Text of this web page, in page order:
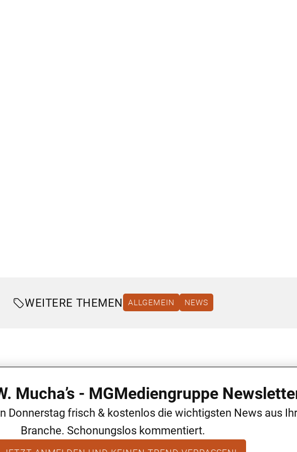
WEITERE THEMEN ALLGEMEIN NEWS
Mucha’s - MGMediengruppe
Donnerstag frisch & kostenlos die wichtigsten News aus
Branche. Schonungslos kommentiert.